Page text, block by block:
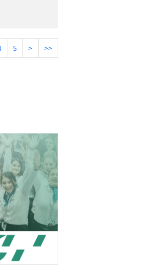
5 > >>